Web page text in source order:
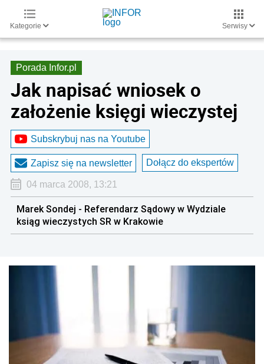
Kategorie Serwisy
Porada Infor.pl
Jak napisać wniosek o
założenie księgi wieczystej
Subskrybuj nas na Youtube
Zapisz się na newsletter Dołącz do ekspertów
04 marca 2008, 13:21
Marek Sondej - Referendarz Sądowy w Wydziale
ksiąg wieczystych SR w Krakowie